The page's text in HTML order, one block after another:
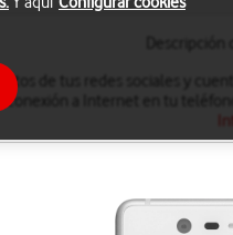
de tus redes sociales y
conexión a Internet en tu